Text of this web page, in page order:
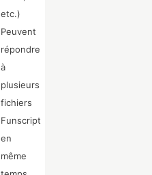
etc.)
Peuvent
répondre
à
plusieurs
fichiers
Funscript
en
même